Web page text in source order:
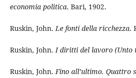
economia politica. Bari, 1902.
Ruskin, John.Le fonti della ricchezza.
Ruskin, John.I diritti del lavoro (Unto
Ruskin, John.Fino all’ultimo. Quattro